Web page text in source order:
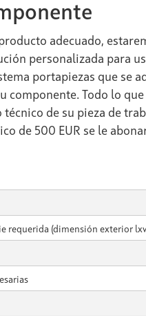
adecuado,
personalizada para
portapiezas que se
componente. Todo lo
técnico de su pieza de
de 500 EUR se le
requerida (dimensión exterior